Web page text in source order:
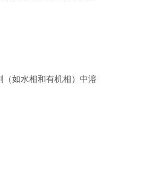
如水相和有机相）中溶